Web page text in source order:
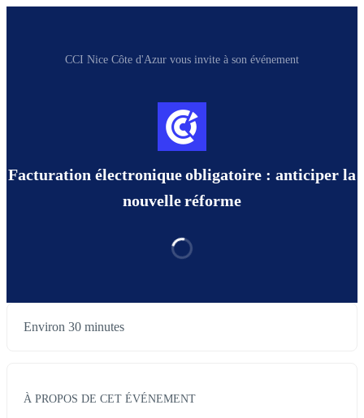
CCI Nice Côte d'Azur vous invite à son événement
Facturation électronique obligatoire : anticiper la
nouvelle réforme
Environ 30 minutes
À PROPOS DE CET ÉVÉNEMENT